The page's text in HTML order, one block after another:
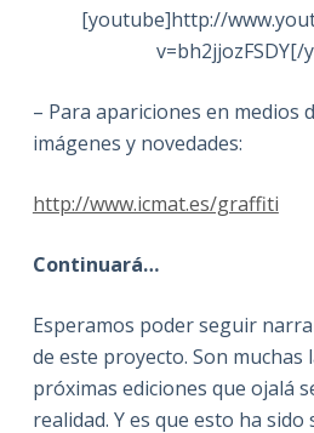
[youtube]http://
v=bh2jjozFSDY[/
– Para apariciones en medios
imágenes y novedades:
http://www.icmat.es/graffiti
Continuará…
Esperamos poder seguir
de este proyecto. Son muchas
próximas ediciones que ojalá
realidad. Y es que esto ha sido